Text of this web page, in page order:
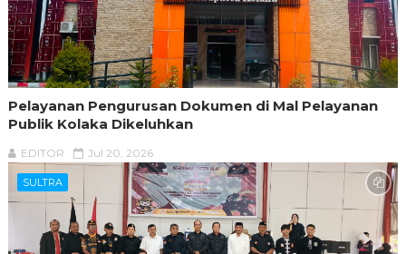
Pelayanan Pengurusan Dokumen di Mal Pelayanan
Publik Kolaka Dikeluhkan
EDITOR Jul 20, 2026
SULTRA